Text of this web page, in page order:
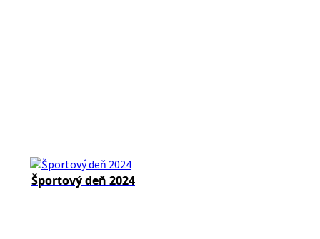
Športový deň 2024